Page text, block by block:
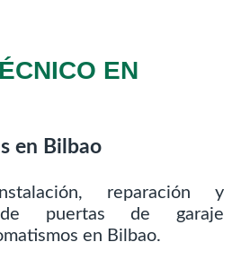
EN
en Bilbao
reparación y
de puertas de garaje
en Bilbao.